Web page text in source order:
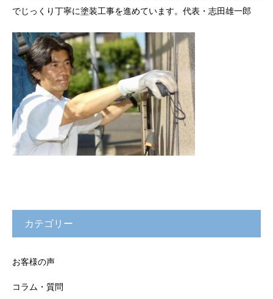
でじっくり丁寧に塗装工事を進めています。代表・志田雄一郎
カテゴリー
お客様の声
コラム・質問